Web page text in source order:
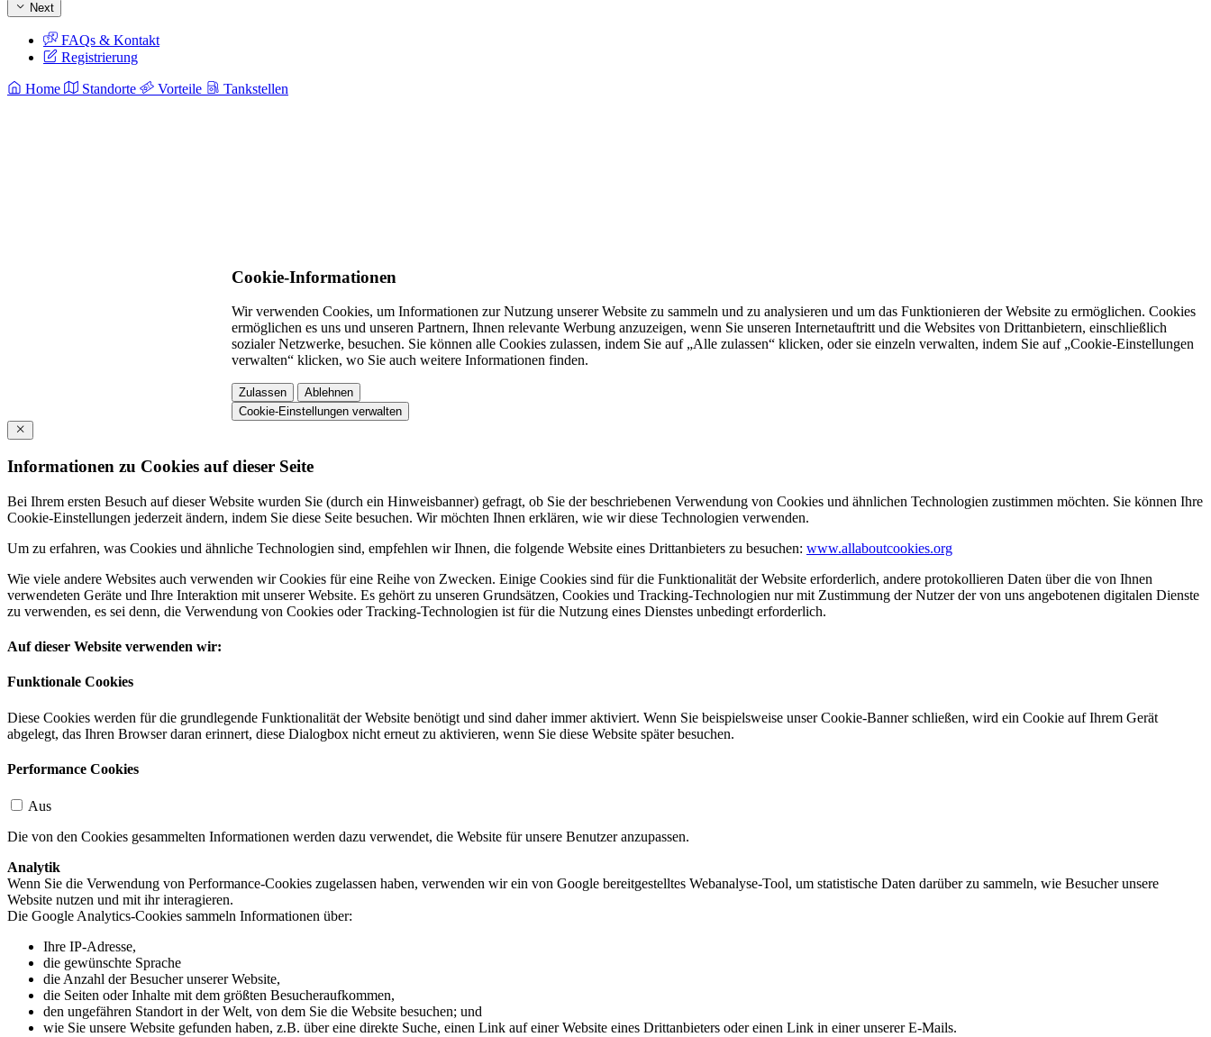
Next
FAQs & Kontakt
Registrierung
Home Standorte Vorteile Tankstellen
Cookie-Informationen
Wir verwenden Cookies, um Informationen zur Nutzung unserer Website zu sammeln und zu analysieren und um das Funktionieren der Website zu ermöglichen. Cookies
ermöglichen es uns und unseren Partnern, Ihnen relevante Werbung anzuzeigen, wenn Sie unseren Internetauftritt und die Websites von Drittanbietern, einschließlich
sozialer Netzwerke, besuchen. Sie können alle Cookies zulassen, indem Sie auf „Alle zulassen“ klicken, oder sie einzeln verwalten, indem Sie auf „Cookie-Einstellungen
verwalten“ klicken, wo Sie auch weitere Informationen finden.
Zulassen
Ablehnen
Cookie-Einstellungen verwalten
Informationen zu Cookies auf dieser Seite
Bei Ihrem ersten Besuch auf dieser Website wurden Sie (durch ein Hinweisbanner) gefragt, ob Sie der beschriebenen Verwendung von Cookies und ähnlichen Technologien zustimmen möchten. Sie können Ihre
Cookie-Einstellungen jederzeit ändern, indem Sie diese Seite besuchen. Wir möchten Ihnen erklären, wie wir diese Technologien verwenden.
Um zu erfahren, was Cookies und ähnliche Technologien sind, empfehlen wir Ihnen, die folgende Website eines Drittanbieters zu besuchen: www.allaboutcookies.org
Wie viele andere Websites auch verwenden wir Cookies für eine Reihe von Zwecken. Einige Cookies sind für die Funktionalität der Website erforderlich, andere protokollieren Daten über die von Ihnen
verwendeten Geräte und Ihre Interaktion mit unserer Website. Es gehört zu unseren Grundsätzen, Cookies und Tracking-Technologien nur mit Zustimmung der Nutzer der von uns angebotenen digitalen Dienste
zu verwenden, es sei denn, die Verwendung von Cookies oder Tracking-Technologien ist für die Nutzung eines Dienstes unbedingt erforderlich.
Auf dieser Website verwenden wir:
Funktionale Cookies
Diese Cookies werden für die grundlegende Funktionalität der Website benötigt und sind daher immer aktiviert. Wenn Sie beispielsweise unser Cookie-Banner schließen, wird ein Cookie auf Ihrem Gerät
abgelegt, das Ihren Browser daran erinnert, diese Dialogbox nicht erneut zu aktivieren, wenn Sie diese Website später besuchen.
Performance Cookies
Aus
Die von den Cookies gesammelten Informationen werden dazu verwendet, die Website für unsere Benutzer anzupassen.
Analytik
Wenn Sie die Verwendung von Performance-Cookies zugelassen haben, verwenden wir ein von Google bereitgestelltes Webanalyse-Tool, um statistische Daten darüber zu sammeln, wie Besucher unsere
Website nutzen und mit ihr interagieren.
Die Google Analytics-Cookies sammeln Informationen über:
Ihre IP-Adresse,
die gewünschte Sprache
die Anzahl der Besucher unserer Website,
die Seiten oder Inhalte mit dem größten Besucheraufkommen,
den ungefähren Standort in der Welt, von dem Sie die Website besuchen; und
wie Sie unsere Website gefunden haben, z.B. über eine direkte Suche, einen Link auf einer Website eines Drittanbieters oder einen Link in einer unserer E-Mails.